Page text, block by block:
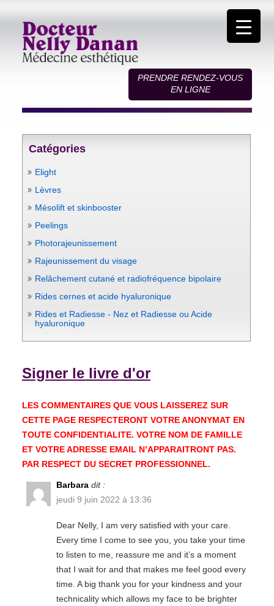
PRENDRE RENDEZ-VOUS
EN LIGNE
Catégories
Elight
Lèvres
Mésolift et skinbooster
Peelings
Photorajeunissement
Rajeunissement du visage
Relâchement cutané et radiofréquence bipolaire
Rides cernes et acide hyaluronique
Rides et Radiesse - Nez et Radiesse ou Acide
hyaluronique
Signer le livre d'or
LES COMMENTAIRES QUE VOUS LAISSEREZ SUR
CETTE PAGE RESPECTERONT VOTRE ANONYMAT EN
TOUTE CONFIDENTIALITE. VOTRE NOM DE FAMILLE
ET VOTRE ADRESSE EMAIL N’APPARAITRONT PAS.
PAR RESPECT DU SECRET PROFESSIONNEL.
Barbara dit :
jeudi 9 juin 2022 à 13:36
Dear Nelly, I am very satisfied with your care.
Every time I come to see you, you take your time
to listen to me, reassure me and it’s a moment
that I wait for and that makes me feel good every
time. A big thank you for your kindness and your
technicality which allows my face to be brighter